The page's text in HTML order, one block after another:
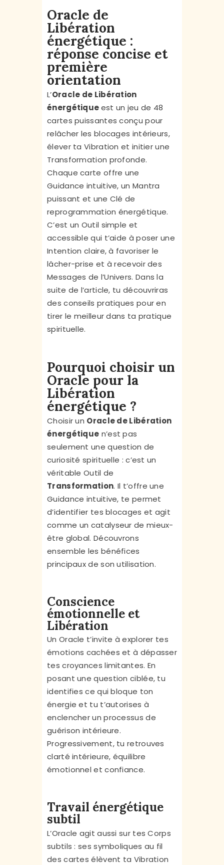
Oracle de
Libération
énergétique :
réponse concise et
première
orientation
L’Oracle de Libération
énergétiqueest un jeu de 48
cartes puissantes conçu pour
relâcher les blocages intérieurs,
élever ta Vibration et initier une
Transformation profonde.
Chaque carte offre une
Guidance intuitive, un Mantra
puissant et une Clé de
reprogrammation énergétique.
C’est un Outil simple et
accessible qui t’aide à poser une
Intention claire, à favoriser le
lâcher-prise et à recevoir des
Messages de l’Univers. Dans la
suite de l’article, tu découvriras
des conseils pratiques pour en
tirer le meilleur dans ta pratique
spirituelle.
Pourquoi choisir un
Oracle pour la
Libération
énergétique ?
Choisir un Oracle de Libération
énergétique n’est pas
seulement une question de
curiosité spirituelle : c’est un
véritable Outil de
Transformation. Il t’offre une
Guidance intuitive, te permet
d’identifier tes blocages et agit
comme un catalyseur de mieux-
être global. Découvrons
ensemble les bénéfices
principaux de son utilisation.
Conscience
émotionnelle et
Libération
Un Oracle t’invite à explorer tes
émotions cachées et à dépasser
tes croyances limitantes. En
posant une question ciblée, tu
identifies ce qui bloque ton
énergie et tu t’autorises à
enclencher un processus de
guérison intérieure.
Progressivement, tu retrouves
clarté intérieure, équilibre
émotionnel et confiance.
Travail énergétique
subtil
L’Oracle agit aussi sur tes Corps
subtils : ses symboliques au fil
des cartes élèvent ta Vibration